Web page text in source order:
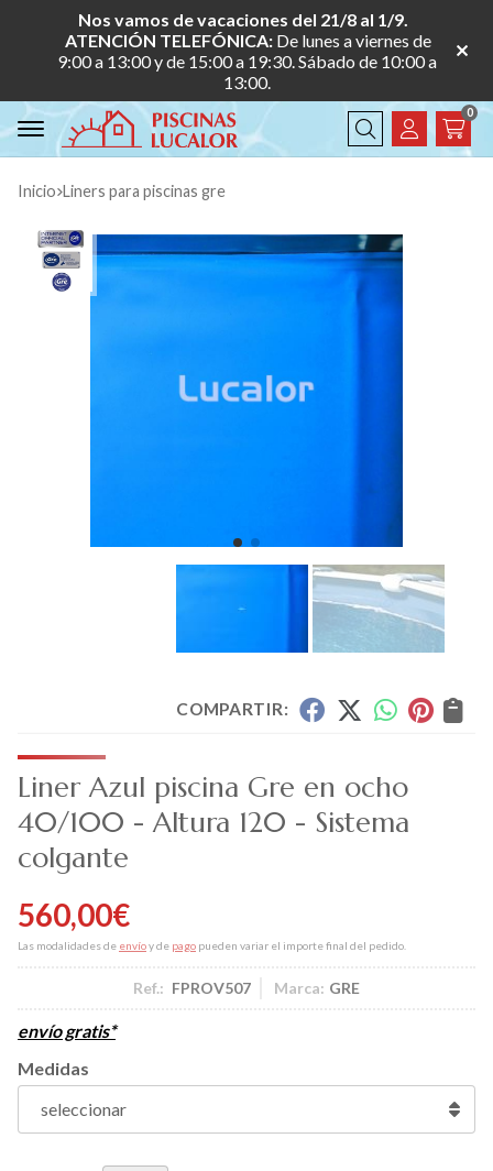
Nos vamos de vacaciones del 21/8 al 1/9.
ATENCIÓN TELEFÓNICA: De lunes a viernes de
9:00 a 13:00 y de 15:00 a 19:30. Sábado de 10:00 a
13:00.
Buscar
0
Inicio liners para piscinas gre
COMPARTIR:
Liner Azul piscina Gre en ocho
40/100 - Altura 120 - Sistema
colgante
560,00€
Las modalidades de envíoy de pago pueden variar el importe final del pedido.
Ref.: FPROV507 Marca: GRE
envío gratis*
Medidas